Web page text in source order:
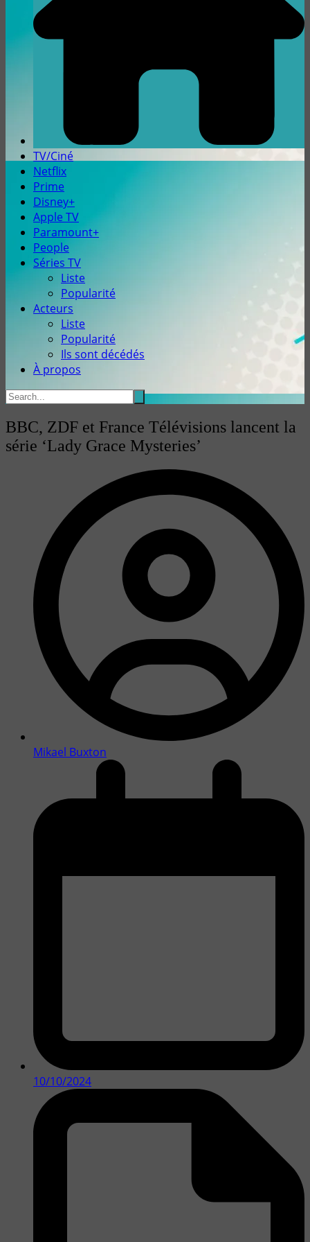
TV/Ciné
Netflix
Prime
Disney+
Apple TV
Paramount+
People
Séries TV
Liste
Popularité
Acteurs
Liste
Popularité
Ils sont décédés
À propos
BBC, ZDF et France Télévisions lancent la
série ‘Lady Grace Mysteries’
Mikael Buxton
10/10/2024